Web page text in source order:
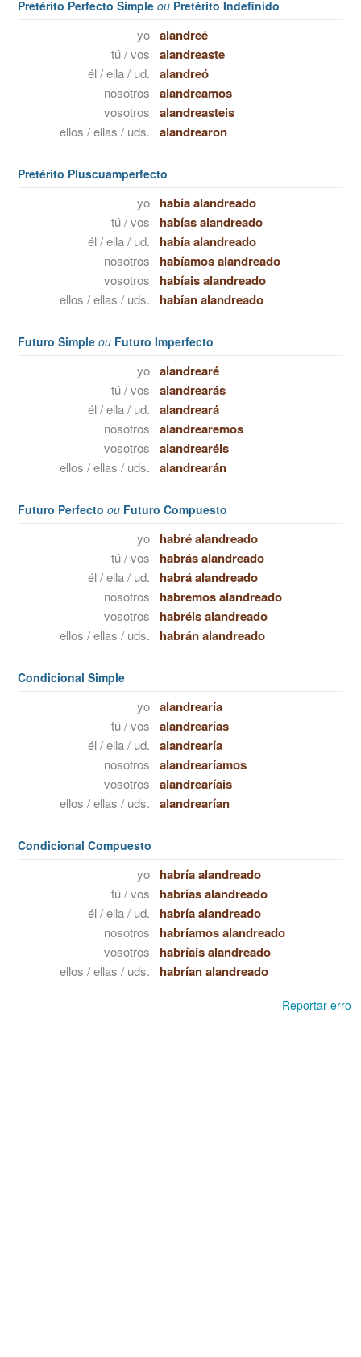
Pretérito Perfecto Simple ou Pretérito Indefinido
yo alandreé
tú / vos alandreaste
él / ella / ud. alandreó
nosotros alandreamos
vosotros alandreasteis
ellos / ellas / uds. alandrearon
Pretérito Pluscuamperfecto
yo había alandreado
tú / vos habías alandreado
él / ella / ud. había alandreado
nosotros habíamos alandreado
vosotros habíais alandreado
ellos / ellas / uds. habían alandreado
Futuro Simple ou Futuro Imperfecto
yo alandrearé
tú / vos alandrearás
él / ella / ud. alandreará
nosotros alandrearemos
vosotros alandrearéis
ellos / ellas / uds. alandrearán
Futuro Perfecto ou Futuro Compuesto
yo habré alandreado
tú / vos habrás alandreado
él / ella / ud. habrá alandreado
nosotros habremos alandreado
vosotros habréis alandreado
ellos / ellas / uds. habrán alandreado
Condicional Simple
yo alandrearía
tú / vos alandrearías
él / ella / ud. alandrearía
nosotros alandrearíamos
vosotros alandrearíais
ellos / ellas / uds. alandrearían
Condicional Compuesto
yo habría alandreado
tú / vos habrías alandreado
él / ella / ud. habría alandreado
nosotros habríamos alandreado
vosotros habríais alandreado
ellos / ellas / uds. habrían alandreado
Reportar erro